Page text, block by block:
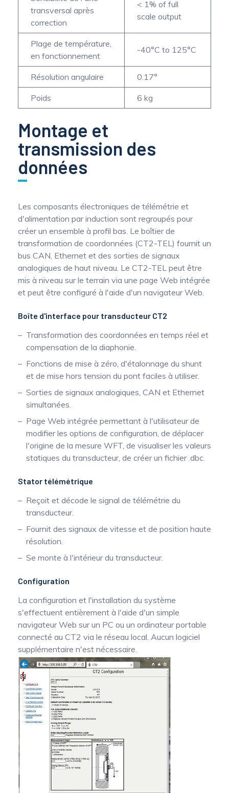
transversal après
correction
< 1% of full
scale output
Plage de température,
en fonctionnement
-40°C to 125°C
Résolution angulaire 0.17°
Poids 6 kg
Montage et
transmission des
données
Les composants électroniques de télémétrie et
d'alimentation par induction sont regroupés pour
créer un ensemble à profil bas. Le boîtier de
transformation de coordonnées (CT2-TEL) fournit un
bus CAN, Ethernet et des sorties de signaux
analogiques de haut niveau. Le CT2-TEL peut être
mis à niveau sur le terrain via une page Web intégrée
et peut être configuré à l'aide d'un navigateur Web.
Boîte d'interface pour transducteur CT2
Transformation des coordonnées en temps réel et
compensation de la diaphonie.
Fonctions de mise à zéro, d'étalonnage du shunt
et de mise hors tension du pont faciles à utiliser.
Sorties de signaux analogiques, CAN et Ethernet
simultanées.
Page Web intégrée permettant à l'utilisateur de
modifier les options de configuration, de déplacer
l'origine de la mesure WFT, de visualiser les valeurs
statiques du transducteur, de créer un fichier .dbc.
Stator télémétrique
Reçoit et décode le signal de télémétrie du
transducteur.
Fournit des signaux de vitesse et de position haute
résolution.
Se monte à l'intérieur du transducteur.
Configuration
La configuration et l'installation du système
s'effectuent entièrement à l'aide d'un simple
navigateur Web sur un PC ou un ordinateur portable
connecté au CT2 via le réseau local. Aucun logiciel
supplémentaire n'est nécessaire.